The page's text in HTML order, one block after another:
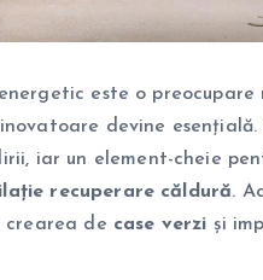
este o
devine esențială.
iar un element-cheie
recuperare căldură.
crearea de case verzi și